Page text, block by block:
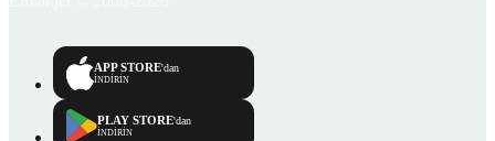
APP STORE'dan
İNDİRİN
PLAY STORE'dan
İNDİRİN